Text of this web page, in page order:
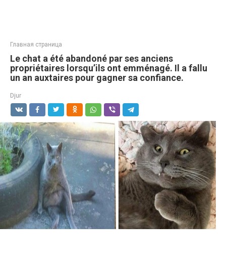
Главная страница
Le chat a été abandoné par ses anciens
propriétaires lorsqu’ils ont emménagé. Il a fallu
un an auxtaires pour gagner sa confiance.
Djur